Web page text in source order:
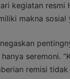
kegiatan resmi
makna sosial
seremoni.
remisi